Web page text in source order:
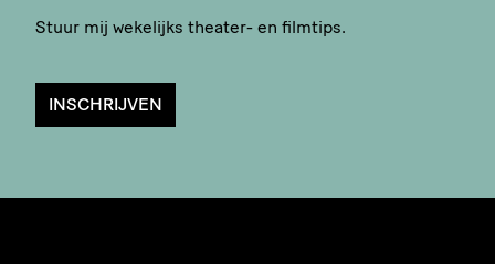
Stuur mij wekelijks theater- en filmtips.
INSCHRIJVEN